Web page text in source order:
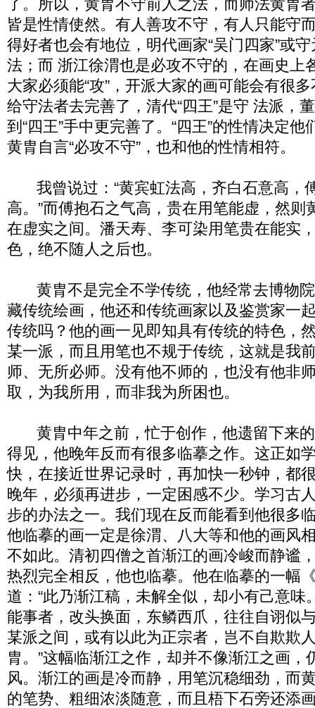
了。所以，黄胄不守前人之法，而师法黄胄
皆是性情使然。有人善攻不守，有人只能守
得好者也会有地位，明代画家“吴门四家”或
法；而 浙江徐渭也是必攻不守的，在画史上
大家必须能“攻”，开派大家的画可能会有很
给守法者去完善了，清代“四王”是守 法派，
到“四王”手中更完善了。“四王”的性情决定
黄胄自言“必攻不守”，也和他的性情相符。
我曾说过：“黄宾虹法高，齐白石意高，
高。”而傅抱石之气高，贵在用笔能虚，然则
在虚实之间。潘天寿、李可染用笔贵在能实
色，绝不随人之后也。
黄胄不是完全不学传统，他经常去博物院
藏传统绘画，他还和传统画家以及鉴赏家一
传统吗？他的画一见即知具有传统的特色，
某一派，而且用笔也不规于传统，这就是我
师、无所必师。没有他不师的，也没有他非
取，为我所用，而非我为所困也。
黄胄中年之前，忙于创作，他遗留下来的
得见，他晚年反而有很多临摹之作。这正如
快，在接近世界记录时，再加快一秒钟，都
晚年，必须再进步，一定困感不少。学习古
步的办法之一。我们现在反而能看到他很多
他临摹的画一定是徐渭、八大等和他的画风
不如此。清初四僧之首渐江的画冷峻而静谧
热烈完全相反，他也临摹。他在临摹的一幅
道：“此乃渐江稿，未解全似，却小有己意味
能事者，改头换面，东鳞西爪，往往自诩似
某派之间，或有以此为正宗者，岂不自欺欺
胄。”这幅临渐江之作，却并不像渐江之画，
风。渐江的画是冷而静，用笔沉稳细劲，而
的笔势、粗细浓淡随意，而且梧下石旁还添